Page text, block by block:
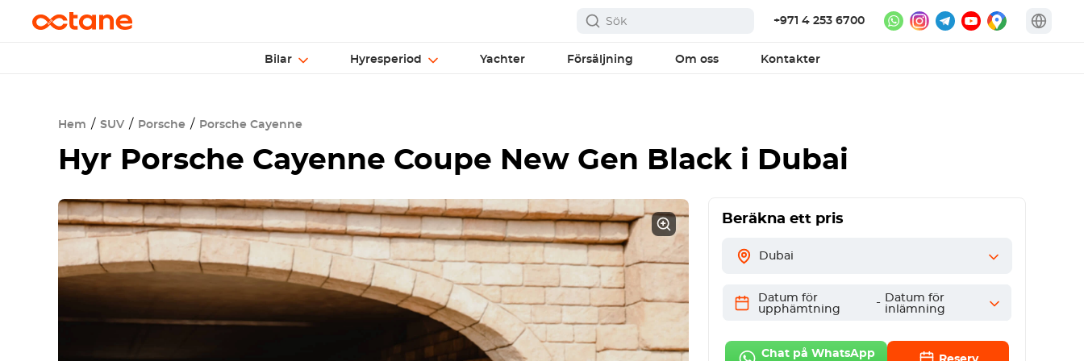
+971 4 253 6700
Bilar Hyresperiod Yachter Försäljning Om oss Kontakter
Hem SUV Porsche Porsche Cayenne
Hyr Porsche Cayenne Coupe New Gen Black i Dubai
Beräkna ett pris
Dubai
Datum för
upphämtning
- Datum för
inlämning
Chat på WhatsApp